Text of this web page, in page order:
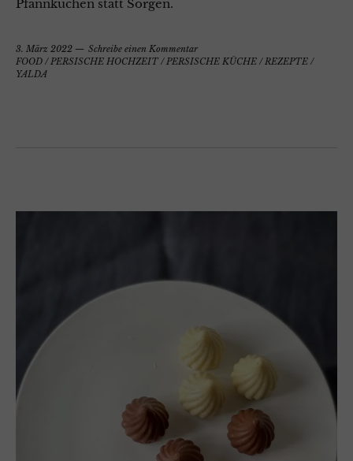
Pfannkuchen statt Sorgen.
3. März 2022
Schreibe einen Kommentar
FOOD / PERSISCHE HOCHZEIT / PERSISCHE KÜCHE / REZEPTE /
YALDA